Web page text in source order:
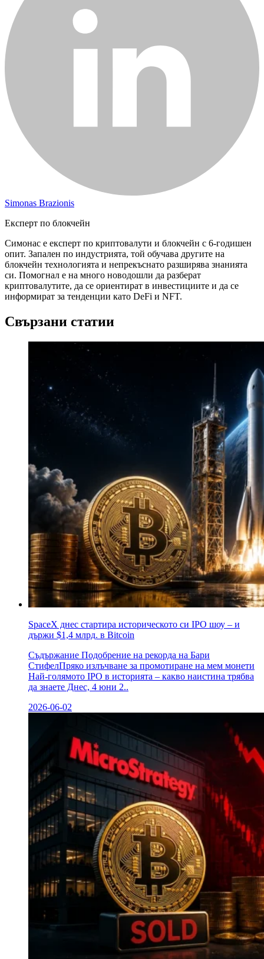
Simonas Brazionis
Експерт по блокчейн
Симонас е експерт по криптовалути и блокчейн с 6-годишен
опит. Запален по индустрията, той обучава другите на
блокчейн технологията и непрекъснато разширява знанията
си. Помогнал е на много новодошли да разберат
криптовалутите, да се ориентират в инвестициите и да се
информират за тенденции като DeFi и NFT.
Свързани статии
SpaceX днес стартира историческото си IPO шоу – и
държи $1,4 млрд. в Bitcoin
Съдържание Подобрение на рекорда на Бари
СтифелПряко излъчване за промотиране на мем монети
Най-голямото IPO в историята – какво наистина трябва
да знаете Днес, 4 юни 2..
2026-06-02